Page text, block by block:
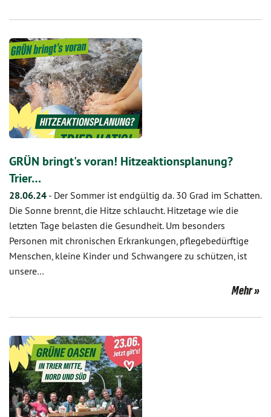
GRÜN bringt's voran! Hitzeaktionsplanung?
Trier…
28.06.24 - Der Sommer ist endgültig da. 30 Grad im Schatten.
Die Sonne brennt, die Hitze schlaucht. Hitzetage wie die
letzten Tage belasten die Gesundheit. Um besonders
Personen mit chronischen Erkrankungen, pflegebedürftige
Menschen, kleine Kinder und Schwangere zu schützen, ist
unsere…
Mehr